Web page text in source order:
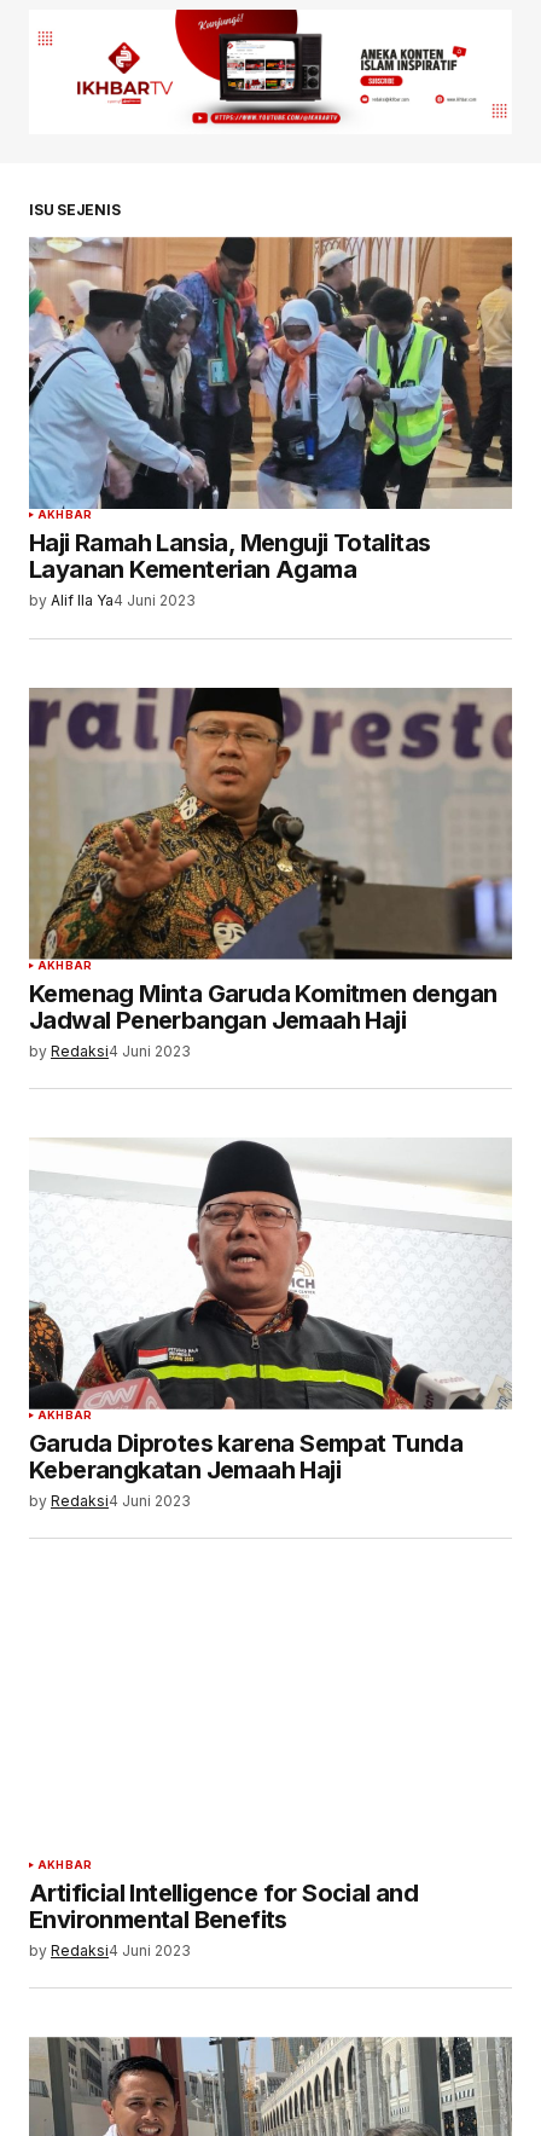
ISU SEJENIS
AKHBAR
Haji Ramah Lansia, Menguji Totalitas
Layanan Kementerian Agama
by Alif Ila Ya4 Juni 2023
AKHBAR
Kemenag Minta Garuda Komitmen dengan
Jadwal Penerbangan Jemaah Haji
by Redaksi4 Juni 2023
AKHBAR
Garuda Diprotes karena Sempat Tunda
Keberangkatan Jemaah Haji
by Redaksi4 Juni 2023
AKHBAR
Artificial Intelligence for Social and
Environmental Benefits
by Redaksi4 Juni 2023